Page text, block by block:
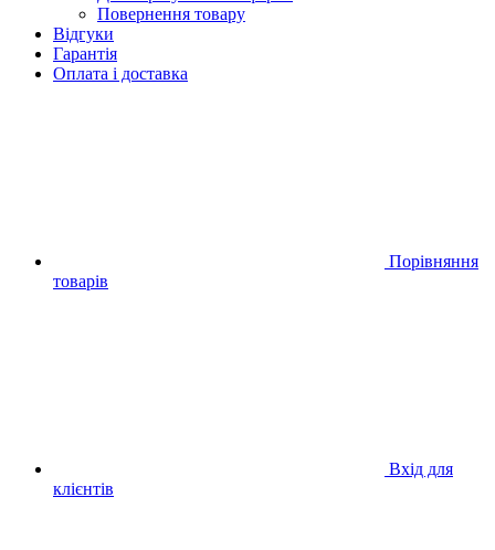
Повернення товару
Відгуки
Гарантія
Оплата і доставка
Порівняння
товарів
Вхід для
клієнтів